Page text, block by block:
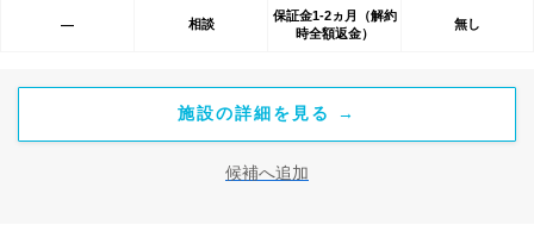
― 相談
保証金1-2ヵ月（解約
時全額返金）
無し
施設の詳細を見る →
候補へ追加